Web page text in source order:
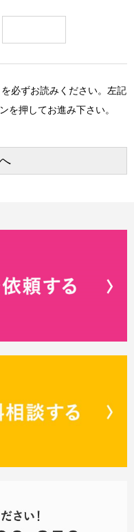
を必ずお読みください。左記
を押してお進み下さい。